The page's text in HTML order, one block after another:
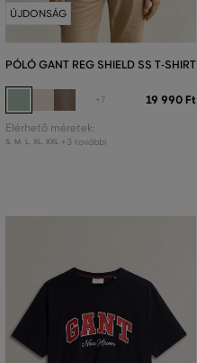
ÚJDONSÁG
PÓLÓ GANT REG SHIELD SS T-SHIRT
+7 19 990 Ft
Elérhető méretek:
S, M L, XL, XXL +3 további